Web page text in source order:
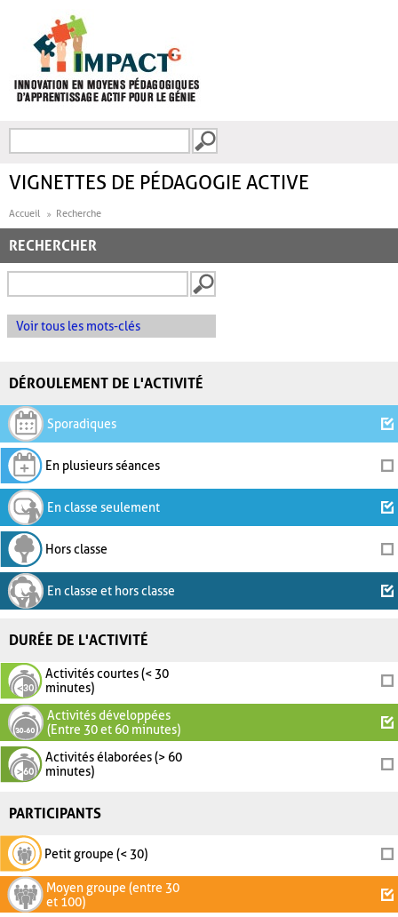
FORMULAIRE DE
VIGNETTES DE PÉDAGOGIE ACTIVE
Accueil Recherche
RECHERCHER
Voir tous les mots-clés
DÉROULEMENT DE L'ACTIVITÉ
Sporadiques
En plusieurs séances
En classe seulement
Hors classe
En classe et hors classe
DURÉE DE L'ACTIVITÉ
Activités courtes (< 30
minutes)
Activités développées
(Entre 30 et 60 minutes)
Activités élaborées (> 60
minutes)
PARTICIPANTS
Petit groupe (< 30)
Moyen groupe (entre 30
et 100)